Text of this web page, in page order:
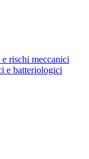
rischi meccanici
e batteriologici